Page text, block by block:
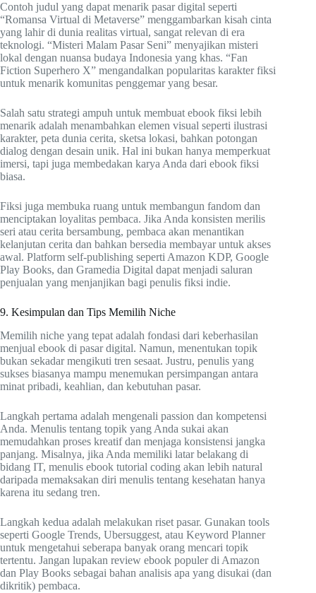
Contoh judul yang dapat menarik pasar digital seperti
“Romansa Virtual di Metaverse” menggambarkan kisah cinta
yang lahir di dunia realitas virtual, sangat relevan di era
teknologi. “Misteri Malam Pasar Seni” menyajikan misteri
lokal dengan nuansa budaya Indonesia yang khas. “Fan
Fiction Superhero X” mengandalkan popularitas karakter fiksi
untuk menarik komunitas penggemar yang besar.
Salah satu strategi ampuh untuk membuat ebook fiksi lebih
menarik adalah menambahkan elemen visual seperti ilustrasi
karakter, peta dunia cerita, sketsa lokasi, bahkan potongan
dialog dengan desain unik. Hal ini bukan hanya memperkuat
imersi, tapi juga membedakan karya Anda dari ebook fiksi
biasa.
Fiksi juga membuka ruang untuk membangun fandom dan
menciptakan loyalitas pembaca. Jika Anda konsisten merilis
seri atau cerita bersambung, pembaca akan menantikan
kelanjutan cerita dan bahkan bersedia membayar untuk akses
awal. Platform self-publishing seperti Amazon KDP, Google
Play Books, dan Gramedia Digital dapat menjadi saluran
penjualan yang menjanjikan bagi penulis fiksi indie.
9. Kesimpulan dan Tips Memilih Niche
Memilih niche yang tepat adalah fondasi dari keberhasilan
menjual ebook di pasar digital. Namun, menentukan topik
bukan sekadar mengikuti tren sesaat. Justru, penulis yang
sukses biasanya mampu menemukan persimpangan antara
minat pribadi, keahlian, dan kebutuhan pasar.
Langkah pertama adalah mengenali passion dan kompetensi
Anda. Menulis tentang topik yang Anda sukai akan
memudahkan proses kreatif dan menjaga konsistensi jangka
panjang. Misalnya, jika Anda memiliki latar belakang di
bidang IT, menulis ebook tutorial coding akan lebih natural
daripada memaksakan diri menulis tentang kesehatan hanya
karena itu sedang tren.
Langkah kedua adalah melakukan riset pasar. Gunakan tools
seperti Google Trends, Ubersuggest, atau Keyword Planner
untuk mengetahui seberapa banyak orang mencari topik
tertentu. Jangan lupakan review ebook populer di Amazon
dan Play Books sebagai bahan analisis apa yang disukai (dan
dikritik) pembaca.